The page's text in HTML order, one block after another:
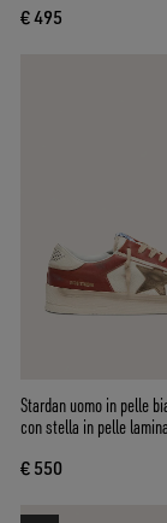
€ 495
Stardan uomo in pelle
con stella in pelle
€ 550